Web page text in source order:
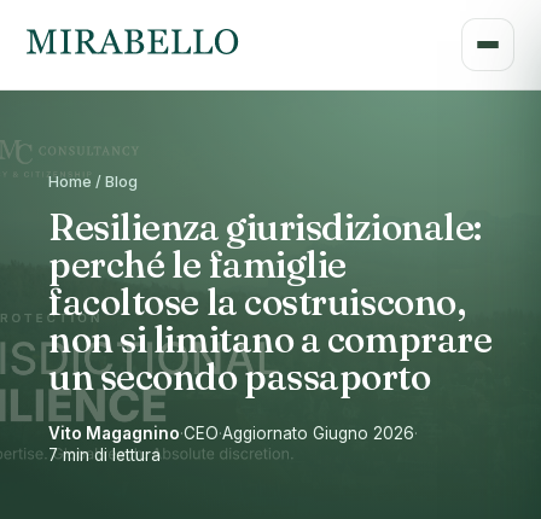
Home / Blog
Resilienza giurisdizionale:
perché le famiglie
facoltose la costruiscono,
non si limitano a comprare
un secondo passaporto
Vito Magagnino·CEO·Aggiornato Giugno 2026·
7 min di lettura